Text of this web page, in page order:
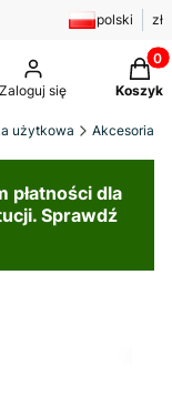
polski zł
Zaloguj się Koszyk
użytkowa Akcesoria
płatności dla
Sprawdź